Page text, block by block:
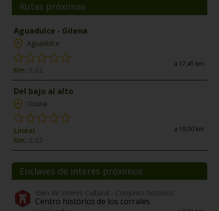
Rutas próximas
Aguadulce - Gilena
Aguadulce
Km: 0,02
a 17,45 km.
Del bajo al alto
Osuna
Lineal
Km: 0,02
a 19,00 km.
Enclaves de interés próximos
Bien de Interés Cultural - Conjunto histórico
Centro histórico de los corrales